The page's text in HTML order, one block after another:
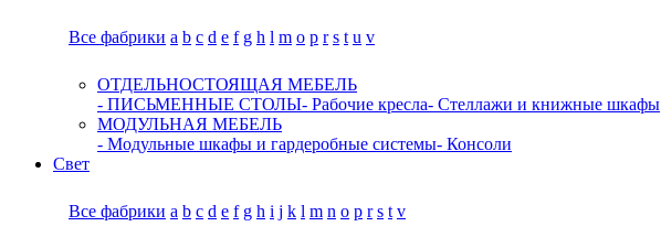
Все фабрики a b c d e f g h l m o p r s t u v
ОТДЕЛЬНОСТОЯЩАЯ МЕБЕЛЬ
- ПИСЬМЕННЫЕ СТОЛЫ- Рабочие кресла- Стеллажи и книжные шкафы
МОДУЛЬНАЯ МЕБЕЛЬ
- Модульные шкафы и гардеробные системы- Консоли
Свет
Все фабрики a b c d e f g h i j k l m n o p r s t v